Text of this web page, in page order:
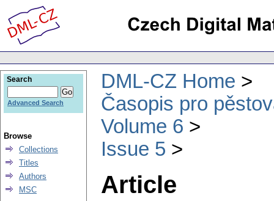
DML-CZ Home
Časopis pro
Volume 6
Issue 5
Article
Search
Advanced Search
Browse
Collections
Titles
Authors
MSC